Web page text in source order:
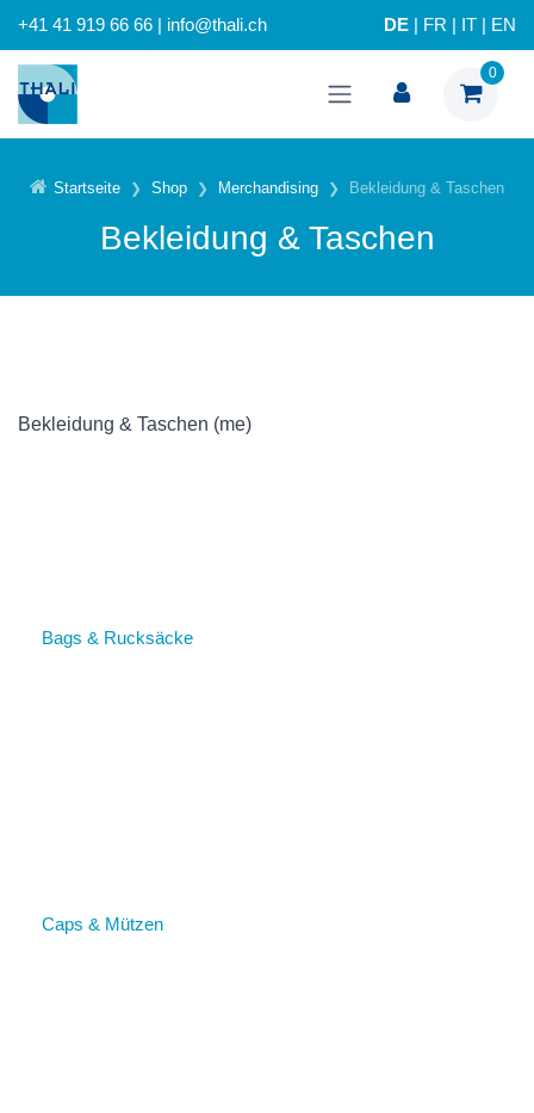
+41 41 919 66 66 | info@thali.ch DE FR IT EN
0
Startseite Shop Merchandising Bekleidung & Taschen
Bekleidung & Taschen
Bekleidung & Taschen (me)
Bags & Rucksäcke
Caps & Mützen